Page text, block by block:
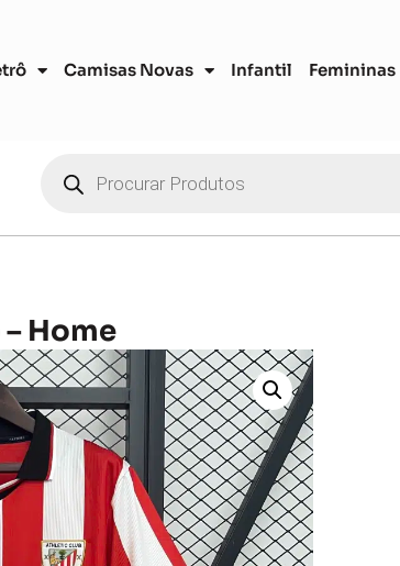
Camisas Novas Infantil Femininas
Home